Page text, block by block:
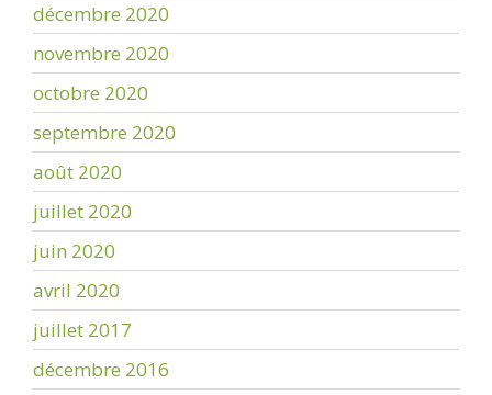
décembre 2020
novembre 2020
octobre 2020
septembre 2020
août 2020
juillet 2020
juin 2020
avril 2020
juillet 2017
décembre 2016